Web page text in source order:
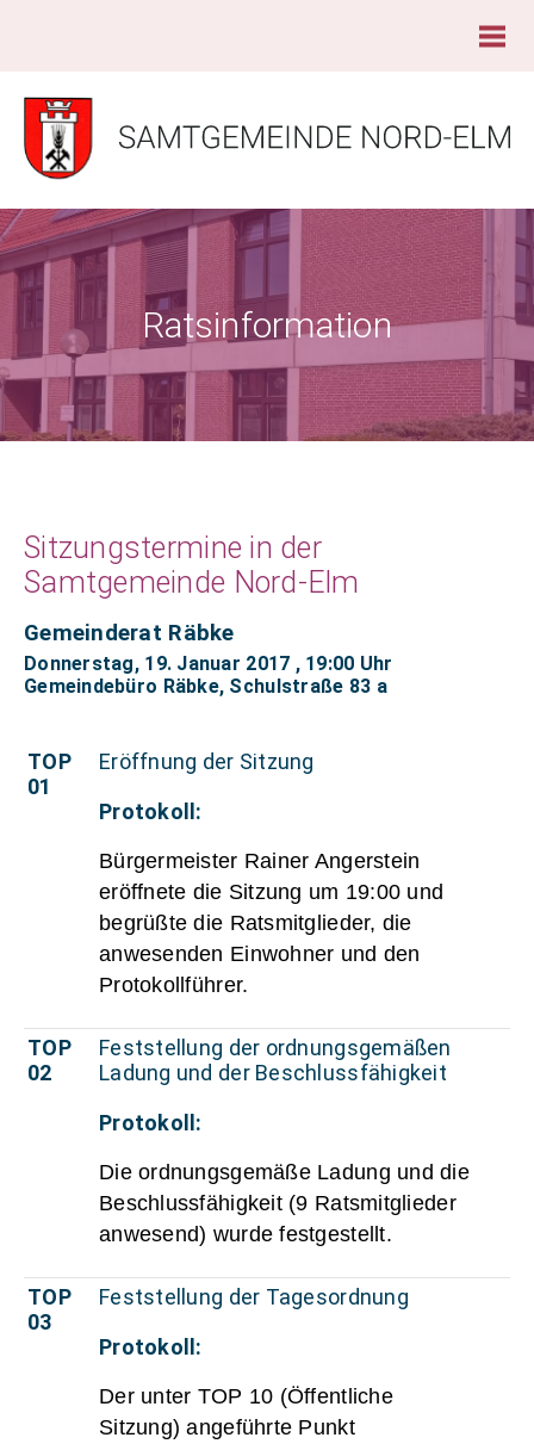
Ratsinformation
Sitzungstermine in der
Samtgemeinde Nord-Elm
Gemeinderat Räbke
Donnerstag, 19. Januar 2017 , 19:00 Uhr
Gemeindebüro Räbke, Schulstraße 83 a
TOP
01
Eröffnung der Sitzung
Protokoll:
Bürgermeister Rainer Angerstein
eröffnete die Sitzung um 19:00 und
begrüßte die Ratsmitglieder, die
anwesenden Einwohner und den
Protokollführer.
TOP
02
Feststellung der ordnungsgemäßen
Ladung und der Beschlussfähigkeit
Protokoll:
Die ordnungsgemäße Ladung und die
Beschlussfähigkeit (9 Ratsmitglieder
anwesend) wurde festgestellt.
TOP
03
Feststellung der Tagesordnung
Protokoll:
Der unter TOP 10 (Öffentliche
Sitzung) angeführte Punkt